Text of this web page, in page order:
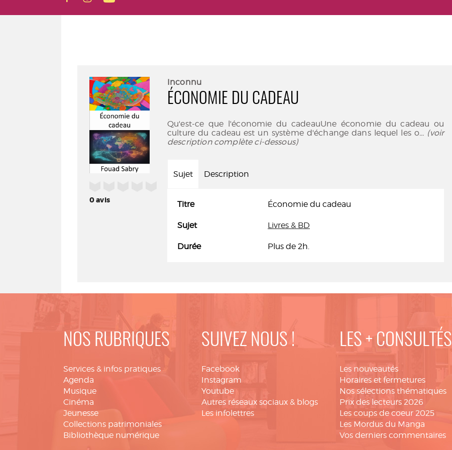
0avis
Inconnu
ÉCONOMIE DU CADEAU
Qu'est-ce que l'économie du cadeauUne économie du cadeau ou
culture du cadeau est un système d'échange dans lequel les o... (voir
description complète ci-dessous)
Sujet Description
Titre Économie du cadeau
Sujet Livres & BD
Durée Plus de 2h.
NOS RUBRIQUES
Services & infos pratiques
Agenda
Musique
Cinéma
Jeunesse
Collections patrimoniales
Bibliothèque numérique
SUIVEZ NOUS !
Facebook
Instagram
Youtube
Autres réseaux sociaux & blogs
Les infolettres
LES + CONSULTÉS
Les nouveautés
Horaires et fermetures
Nos sélections thématiques
Prix des lecteurs 2026
Les coups de coeur 2025
Les Mordus du Manga
Vos derniers commentaires